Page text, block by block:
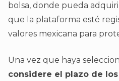
bolsa, donde pueda
que la plataforma esté
valores mexicana para
Una vez que haya
considere el plazo de